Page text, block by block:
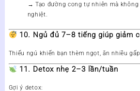
→ Tạo đường cong tự nhiên mà không
nghiệt.
10. Ngủ đủ 7–8 tiếng giúp giảm
Thiếu ngủ khiến bạn thèm ngọt, ăn nhiều
11. Detox nhẹ 2–3 lần/tuần
Gợi ý detox: